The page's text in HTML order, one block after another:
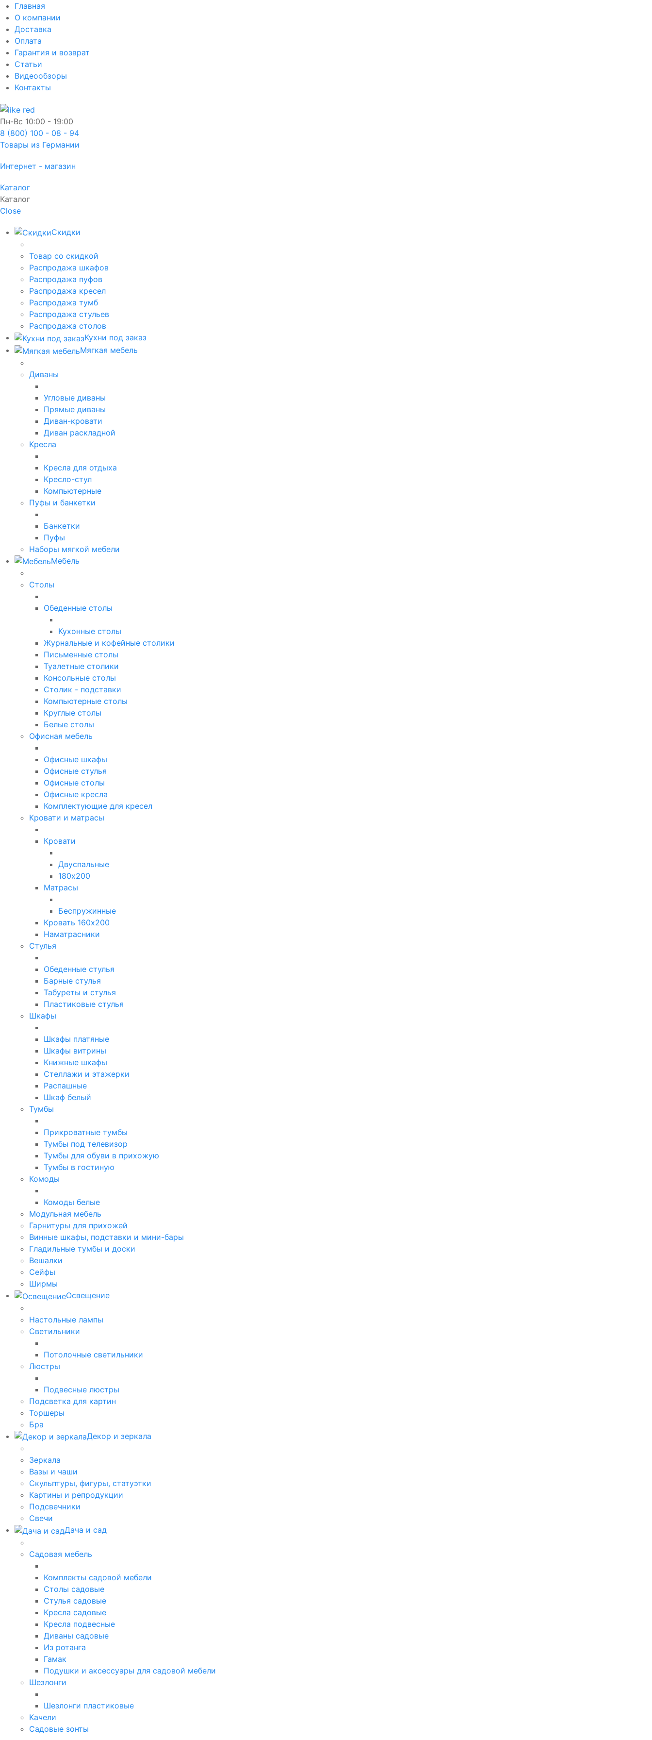
Главная
О компании
Доставка
Оплата
Гарантия и возврат
Статьи
Видеообзоры
Контакты
Пн-Вс 10:00 - 19:00
8 (800) 100 - 08 - 94
Товары из Германии
Интернет - магазин
Каталог
Каталог
Close
Скидки
Товар со скидкой
Распродажа шкафов
Распродажа пуфов
Распродажа кресел
Распродажа тумб
Распродажа стульев
Распродажа столов
Кухни под заказ
Мягкая мебель
Диваны
Угловые диваны
Прямые диваны
Диван-кровати
Диван раскладной
Кресла
Кресла для отдыха
Кресло-стул
Компьютерные
Пуфы и банкетки
Банкетки
Пуфы
Наборы мягкой мебели
Мебель
Столы
Обеденные столы
Кухонные столы
Журнальные и кофейные столики
Письменные столы
Туалетные столики
Консольные столы
Столик - подставки
Компьютерные столы
Круглые столы
Белые столы
Офисная мебель
Офисные шкафы
Офисные стулья
Офисные столы
Офисные кресла
Комплектующие для кресел
Кровати и матрасы
Кровати
Двуспальные
180х200
Матрасы
Беспружинные
Кровать 160х200
Наматрасники
Стулья
Обеденные стулья
Барные стулья
Табуреты и стулья
Пластиковые стулья
Шкафы
Шкафы платяные
Шкафы витрины
Книжные шкафы
Стеллажи и этажерки
Распашные
Шкаф белый
Тумбы
Прикроватные тумбы
Тумбы под телевизор
Тумбы для обуви в прихожую
Тумбы в гостиную
Комоды
Комоды белые
Модульная мебель
Гарнитуры для прихожей
Винные шкафы, подставки и мини-бары
Гладильные тумбы и доски
Вешалки
Сейфы
Ширмы
Освещение
Настольные лампы
Светильники
Потолочные светильники
Люстры
Подвесные люстры
Подсветка для картин
Торшеры
Бра
Декор и зеркала
Зеркала
Вазы и чаши
Скульптуры, фигуры, статуэтки
Картины и репродукции
Подсвечники
Свечи
Дача и сад
Садовая мебель
Комплекты садовой мебели
Столы садовые
Стулья садовые
Кресла садовые
Кресла подвесные
Диваны садовые
Из ротанга
Гамак
Подушки и аксессуары для садовой мебели
Шезлонги
Шезлонги пластиковые
Качели
Садовые зонты